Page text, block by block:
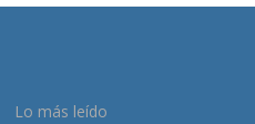
Lo más leído